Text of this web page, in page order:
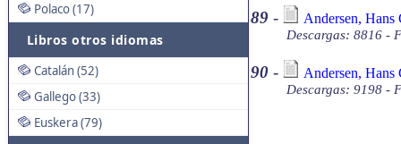
Polaco (17)
Libros otros idiomas
Catalán (52)
Gallego (33)
Euskera (79)
89 - Andersen, Hans
Descargas: 8816 -
90 - Andersen,
Descargas: 9198 -